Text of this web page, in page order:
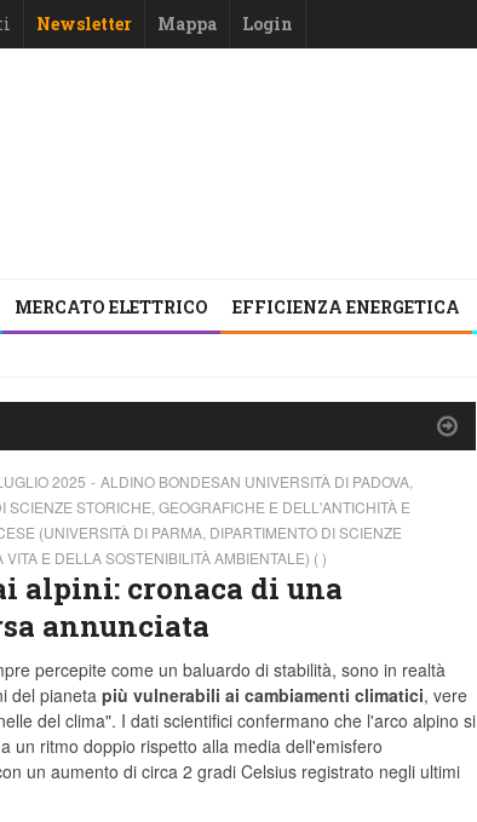
Newsletter Mappa Login
MERCATO ELETTRICO EFFICIENZA ENERGETICA
2025
ALDINO BONDESAN UNIVERSITÀ DI PADOVA,
SCIENZE STORICHE, GEOGRAFICHE E DELL'ANTICHITÀ E
(UNIVERSITÀ DI PARMA, DIPARTIMENTO DI SCIENZE
E DELLA SOSTENIBILITÀ AMBIENTALE) ( )
alpini: cronaca di una
annunciata
percepite come un baluardo di stabilità, sono in realtà
del pianeta più vulnerabili ai cambiamenti climatici, vere
del clima". I dati scientifici confermano che l'arco alpino si
un ritmo doppio rispetto alla media dell'emisfero
un aumento di circa 2 gradi Celsius registrato negli ultimi